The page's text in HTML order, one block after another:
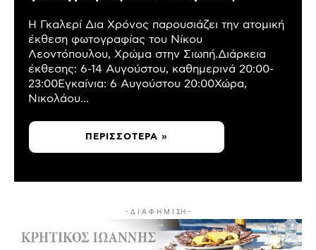
Η Γκαλερί Δια Χρόνος παρουσιάζει την ατομική
έκθεση φωτογραφίας του Νίκου
Λεοντόπουλου, Χρώμα στην Σιωπή.Διάρκεια
έκθεσης: 6-14 Αυγούστου, καθημερινά 20:00-
23:00Εγκαίνια: 6 Αυγούστου 20:00Χώρα,
Νικολάου...
ΠΕΡΙΣΣΌΤΕΡΑ »
- Δ Ι Α Φ Η Μ Ι ΣΗ -